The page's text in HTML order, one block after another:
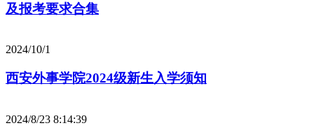
及报考要求合集
2024/10/1
西安外事学院2024级新生入学须知
2024/8/23 8:14:39